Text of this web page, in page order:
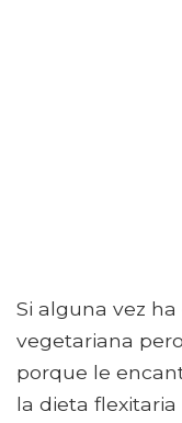
Si alguna vez
vegetariana
porque le
la dieta